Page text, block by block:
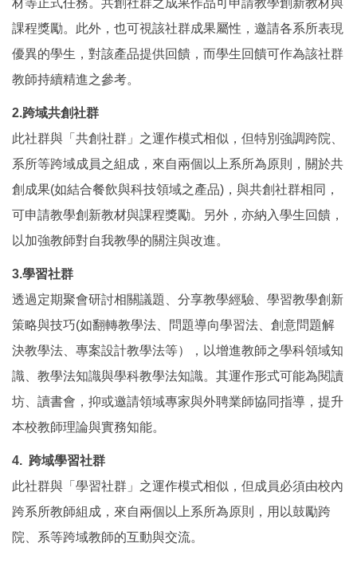
材等正式任務。共創社群之成果作品可申請教學創新教材與
課程獎勵。此外，也可視該社群成果屬性，邀請各系所表現
優異的學生，對該產品提供回饋，而學生回饋可作為該社群
教師持續精進之參考。
2.跨域共創社群
此社群與「共創社群」之運作模式相似，但特別強調跨院、
系所等跨域成員之組成，來自兩個以上系所為原則，關於共
創成果(如結合餐飲與科技領域之產品)，與共創社群相同，
可申請教學創新教材與課程獎勵。另外，亦納入學生回饋，
以加強教師對自我教學的關注與改進。
3.學習社群
透過定期聚會研討相關議題、分享教學經驗、學習教學創新
策略與技巧(如翻轉教學法、問題導向學習法、創意問題解
決教學法、專案設計教學法等），以增進教師之學科領域知
識、教學法知識與學科教學法知識。其運作形式可能為閱讀
坊、讀書會，抑或邀請領域專家與外聘業師協同指導，提升
本校教師理論與實務知能。
4. 跨域學習社群
此社群與「學習社群」之運作模式相似，但成員必須由校內
跨系所教師組成，來自兩個以上系所為原則，用以鼓勵跨
院、系等跨域教師的互動與交流。